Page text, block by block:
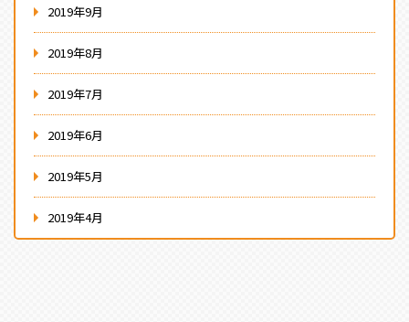
2019年9月
2019年8月
2019年7月
2019年6月
2019年5月
2019年4月